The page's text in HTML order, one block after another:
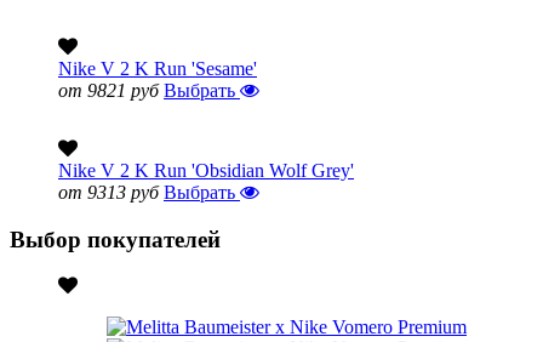
Nike V 2 K Run 'Sesame'
от 9821 руб Выбрать
Nike V 2 K Run 'Obsidian Wolf Grey'
от 9313 руб Выбрать
Выбор покупателей